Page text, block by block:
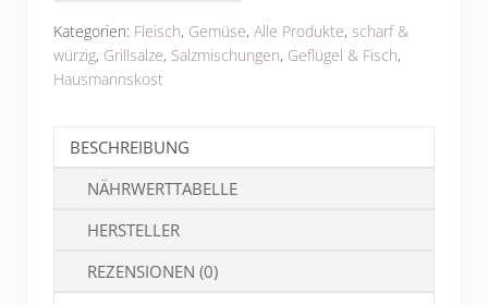
Kategorien: Fleisch, Gemüse, Alle Produkte, scharf &
würzig, Grillsalze, Salzmischungen, Geflügel & Fisch,
Hausmannskost
BESCHREIBUNG
NÄHRWERTTABELLE
HERSTELLER
REZENSIONEN (0)